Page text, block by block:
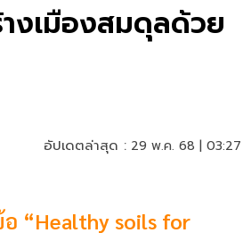
เมืองสมดุลด้วย
อัปเดตล่าสุด : 29 พ.ค. 68 |
“Healthy soils for